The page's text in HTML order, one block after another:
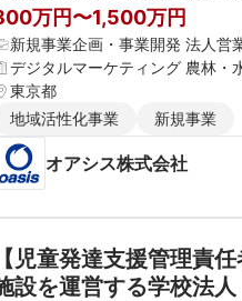
万円〜1,500万円
新規事業企画・事業開発 法人営
デジタルマーケティング 農林・
東京都
地域活性化事業
新規事業
オアシス株式会社
【児童発達支援管理責
設を運営する学校法人